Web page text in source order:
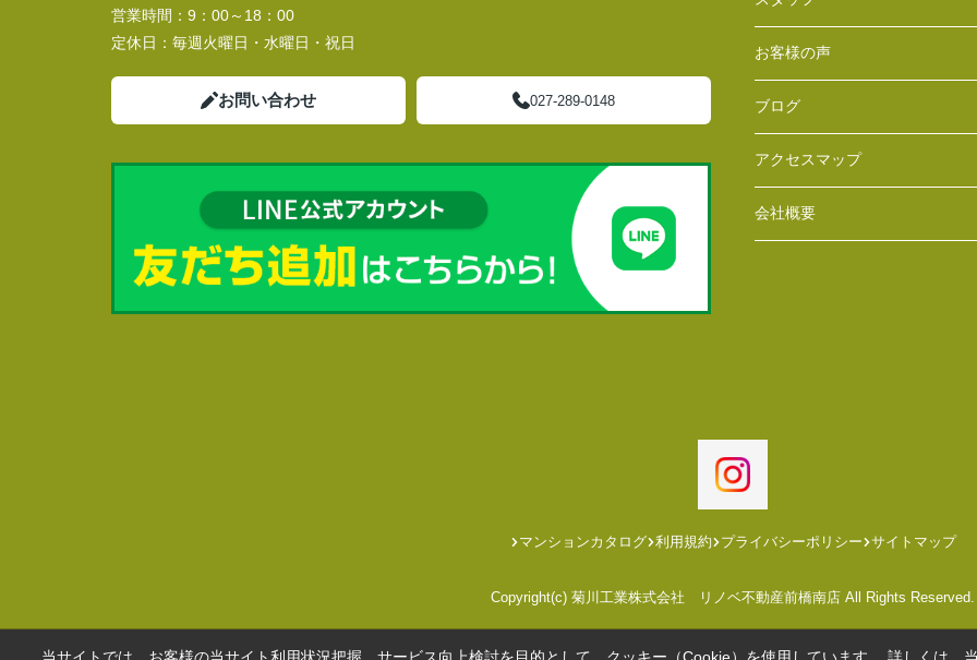
営業時間： 9：00～18：00
定休日： 毎週火曜日・水曜日・祝日
お問い合わせ 027-289-0148
お客様の声
ブログ
アクセスマップ
会社概要
マンションカタログ 利用規約 プライバシーポリシー サイトマップ
Copyright(c) 菊川工業株式会社 リノベ不動産前橋南店 All Rights Reserved.